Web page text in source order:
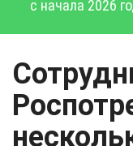
с начала 2026